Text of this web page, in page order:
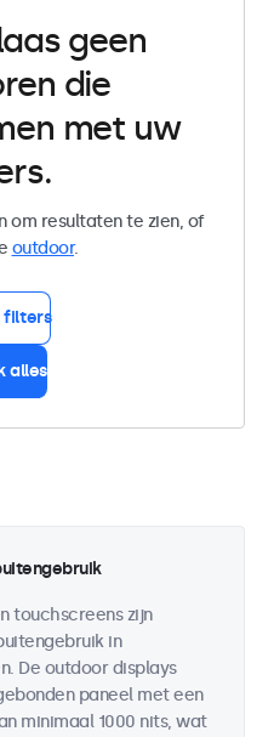
geen
die
met uw
om resultaten te zien, of
outdoor.
filters
alles
touchscreens zijn
in
De outdoor displays
paneel met een
minimaal 1000 nits, wat